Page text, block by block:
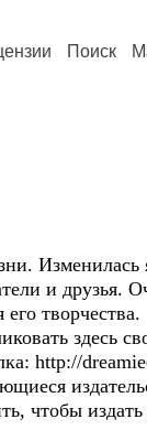
Поиск
Изменилась
и друзья.
творчества.
здесь
http://
чтобы издать